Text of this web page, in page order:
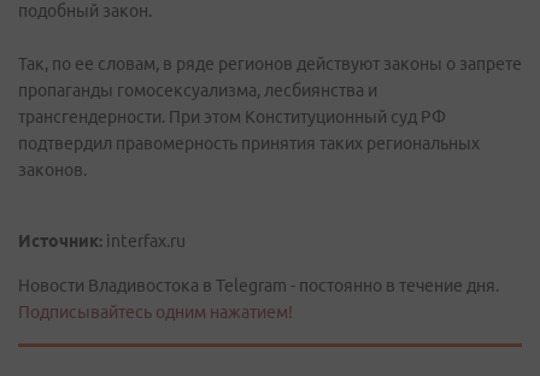
подобный закон.
Так, по ее словам, в ряде регионов действуют законы о запрете
пропаганды гомосексуализма, лесбиянства и
трансгендерности. При этом Конституционный суд РФ
подтвердил правомерность принятия таких региональных
законов.
Источник: interfax.ru
Новости Владивостока в Telegram - постоянно в течение дня.
Подписывайтесь одним нажатием!